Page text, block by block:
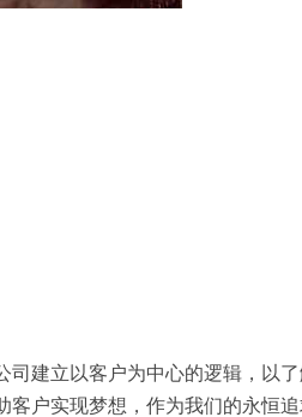
建立以客户为中心的逻辑，以
户实现梦想，作为我们的永恒追